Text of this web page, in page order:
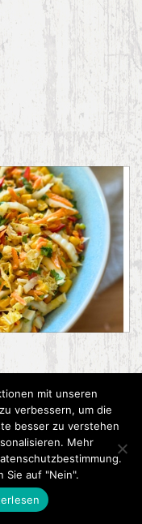
mit unseren
verbessern, um die
besser zu verstehen
Mehr
Sie auf "Nein".